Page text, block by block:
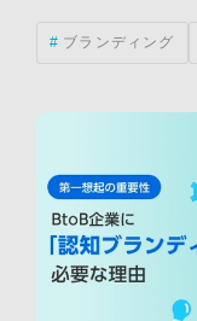
ブランディング